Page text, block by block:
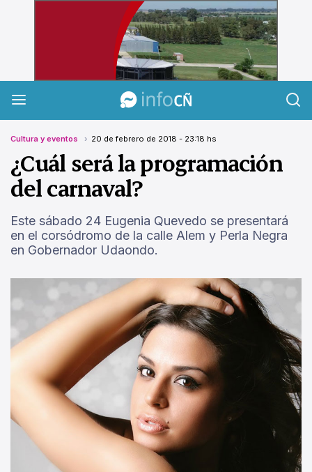
InfoCañuelas
Cultura y eventos 20 de febrero de 2018 - 23:18 hs
¿Cuál será la programación
del carnaval?
Este sábado 24 Eugenia Quevedo se presentará
en el corsódromo de la calle Alem y Perla Negra
en Gobernador Udaondo.